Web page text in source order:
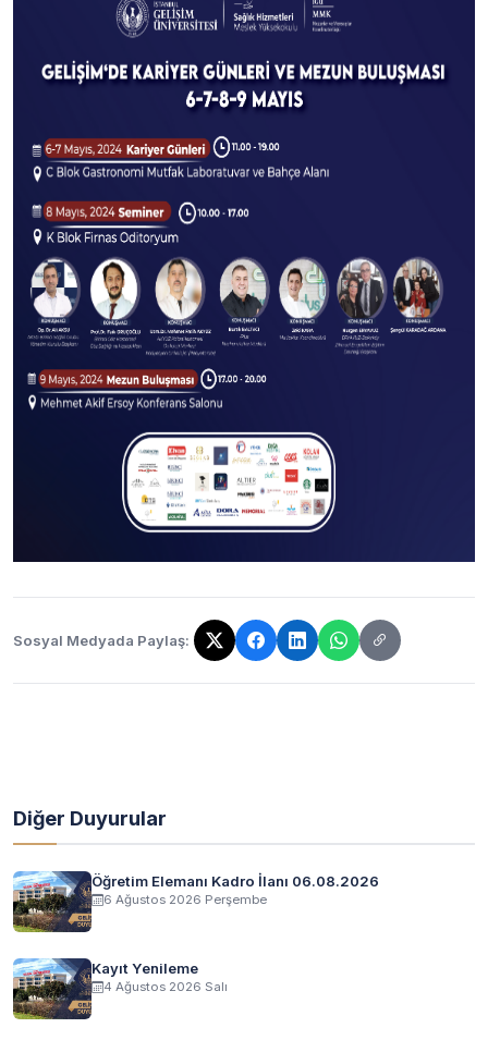
Sosyal Medyada Paylaş:
Bağlantı kopyalandı!
Diğer Duyurular
Öğretim Elemanı Kadro İlanı 06.08.2026
6 Ağustos 2026 Perşembe
Kayıt Yenileme
4 Ağustos 2026 Salı